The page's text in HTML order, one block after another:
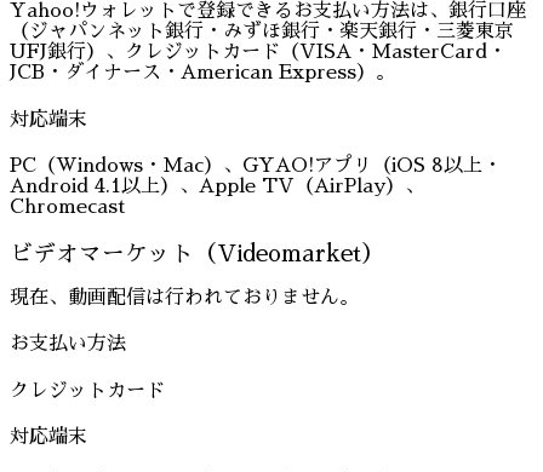
Yahoo!ウォレットで登録できるお支払い方法は、銀行口座
（ジャパンネット銀行・みずほ銀行・楽天銀行・三菱東京
UFJ銀行）、クレジットカード（VISA・MasterCard・
JCB・ダイナース・American Express）。
対応端末
PC（Windows・Mac）、GYAO!アプリ（iOS 8以上・
Android 4.1以上）、Apple TV（AirPlay）、
Chromecast
ビデオマーケット（Videomarket）
現在、動画配信は行われておりません。
お支払い方法
クレジットカード
対応端末